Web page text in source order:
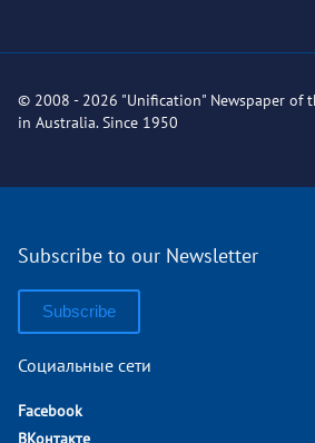
© 2008 - 2026 "Unification" Newspaper of
in Australia. Since 1950
Subscribe to our Newsletter
Subscribe
Социальные сети
Facebook
ВКонтакте